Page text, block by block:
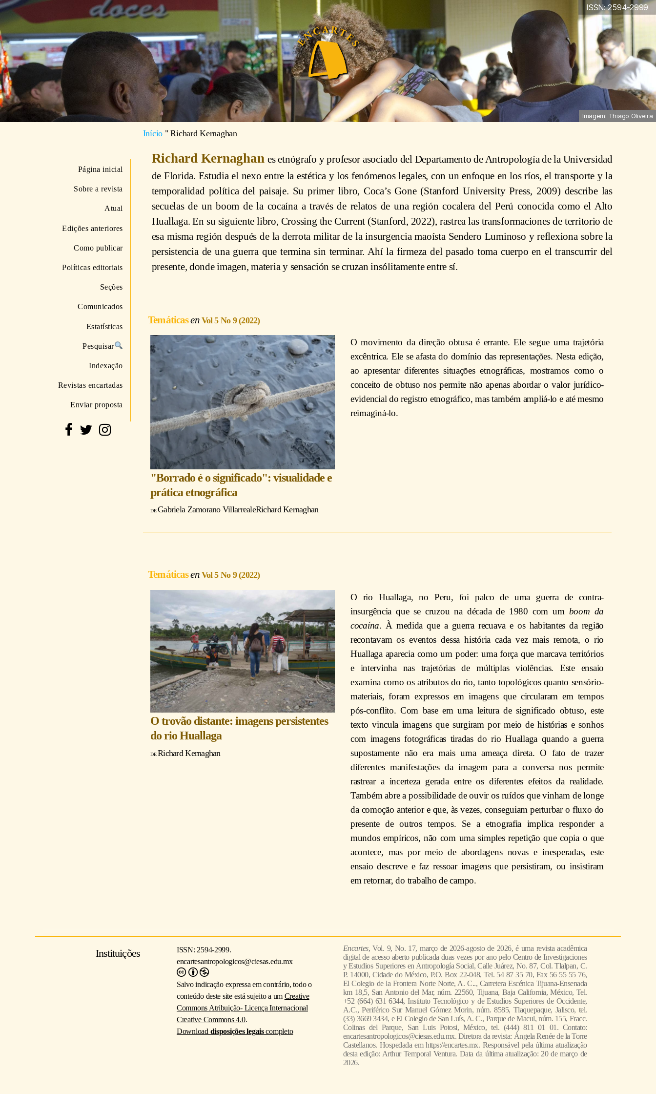
ISSN: 2594-2999
Imagem: Thiago Oliveira
Página inicial
Sobre a revista
Atual
Edições anteriores
Como publicar
Políticas editoriais
Seções
Comunicados
Estatísticas
Pesquisar
Indexação
Revistas encartadas
Enviar proposta
Início "Richard Kernaghan
Richard Kernaghanes etnógrafo y profesor asociado del Departamento de Antropología de la Universidad
de Florida. Estudia el nexo entre la estética y los fenómenos legales, con un enfoque en los ríos, el transporte y la
temporalidad política del paisaje. Su primer libro, Coca’s Gone (Stanford University Press, 2009) describe las
secuelas de un boom de la cocaína a través de relatos de una región cocalera del Perú conocida como el Alto
Huallaga. En su siguiente libro, Crossing the Current (Stanford, 2022), rastrea las transformaciones de territorio de
esa misma región después de la derrota militar de la insurgencia maoísta Sendero Luminoso y reflexiona sobre la
persistencia de una guerra que termina sin terminar. Ahí la firmeza del pasado toma cuerpo en el transcurrir del
presente, donde imagen, materia y sensación se cruzan insólitamente entre sí.
Temáticas Vol 5 No 9 (2022)
"Borrado é o significado": visualidade e
prática etnográfica
Gabriela Zamorano VillarrealeRichard Kernaghan
O movimento da direção obtusa é errante. Ele segue uma trajetória
excêntrica. Ele se afasta do domínio das representações. Nesta edição,
ao apresentar diferentes situações etnográficas, mostramos como o
conceito de obtuso nos permite não apenas abordar o valor jurídico-
evidencial do registro etnográfico, mas também ampliá-lo e até mesmo
reimaginá-lo.
Temáticas Vol 5 No 9 (2022)
O trovão distante: imagens persistentes
do rio Huallaga
Richard Kernaghan
O rio Huallaga, no Peru, foi palco de uma guerra de contra-
insurgência que se cruzou na década de 1980 com um boom da
cocaína. À medida que a guerra recuava e os habitantes da região
recontavam os eventos dessa história cada vez mais remota, o rio
Huallaga aparecia como um poder: uma força que marcava territórios
e intervinha nas trajetórias de múltiplas violências. Este ensaio
examina como os atributos do rio, tanto topológicos quanto sensório-
materiais, foram expressos em imagens que circularam em tempos
pós-conflito. Com base em uma leitura de significado obtuso, este
texto vincula imagens que surgiram por meio de histórias e sonhos
com imagens fotográficas tiradas do rio Huallaga quando a guerra
supostamente não era mais uma ameaça direta. O fato de trazer
diferentes manifestações da imagem para a conversa nos permite
rastrear a incerteza gerada entre os diferentes efeitos da realidade.
Também abre a possibilidade de ouvir os ruídos que vinham de longe
da comoção anterior e que, às vezes, conseguiam perturbar o fluxo do
presente de outros tempos. Se a etnografia implica responder a
mundos empíricos, não com uma simples repetição que copia o que
acontece, mas por meio de abordagens novas e inesperadas, este
ensaio descreve e faz ressoar imagens que persistiram, ou insistiram
em retornar, do trabalho de campo.
Instituições
ISSN: 2594-2999.
encartesantropologicos@ciesas.edu.mx
Salvo indicação expressa em contrário, todo o
conteúdo deste site está sujeito a um Creative
Commons Atribuição- Licença Internacional
Creative Commons 4.0.
Download disposições legaiscompleto
Encartes, Vol. 9, No. 17, março de 2026-agosto de 2026, é uma revista acadêmica
digital de acesso aberto publicada duas vezes por ano pelo Centro de Investigaciones
y Estudios Superiores en Antropología Social, Calle Juárez, No. 87, Col. Tlalpan, C.
P. 14000, Cidade do México, P.O. Box 22-048, Tel. 54 87 35 70, Fax 56 55 55 76,
El Colegio de la Frontera Norte Norte, A. C.., Carretera Escénica Tijuana-Ensenada
km 18,5, San Antonio del Mar, núm. 22560, Tijuana, Baja California, México, Tel.
+52 (664) 631 6344, Instituto Tecnológico y de Estudios Superiores de Occidente,
A.C., Periférico Sur Manuel Gómez Morin, núm. 8585, Tlaquepaque, Jalisco, tel.
(33) 3669 3434, e El Colegio de San Luís, A. C., Parque de Macul, núm. 155, Fracc.
Colinas del Parque, San Luis Potosi, México, tel. (444) 811 01 01. Contato:
encartesantropologicos@ciesas.edu.mx. Diretora da revista: Ángela Renée de la Torre
Castellanos. Hospedada em https://encartes.mx. Responsável pela última atualização
desta edição: Arthur Temporal Ventura. Data da última atualização: 20 de março de
2026.